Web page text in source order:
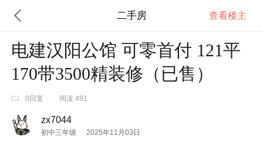
二手房 查看楼主
电建汉阳公馆 可零首付 121平
170带3500精装修（已售）
0回复 阅读 491
zx7044
初中三年级 2025年11月03日